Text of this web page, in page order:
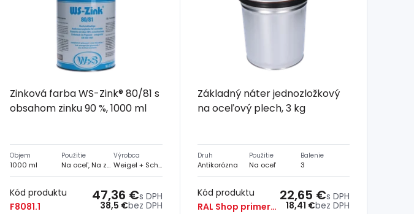
Zinková farba WS-Zink® 80/81 s
obsahom zinku 90 %, 1000 ml
Objem
1000 ml
Použitie
Na oceľ, Na zinok, Na hliník
Výrobca
Weigel + Schmidt
Kód produktu
F8081.1
38,5 €bez DPH
47,36 €s DPH
Základný náter jednozložkový
na oceľový plech, 3 kg
Druh
Antikorózna
Použitie
Na oceľ
Balenie
3
Kód produktu
RAL Shop primer/3
18,41 €bez DPH
22,65 €s DPH